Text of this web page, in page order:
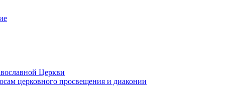
Церкви
церковного просвещения и диаконии